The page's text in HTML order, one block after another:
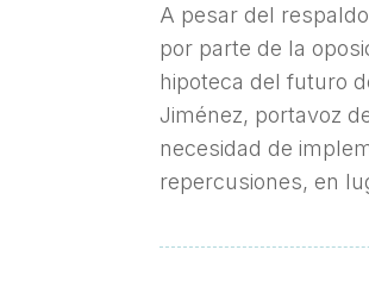
A pesar del
por parte de la
hipoteca del futuro
Jiménez, portavoz
necesidad de
repercusiones, en